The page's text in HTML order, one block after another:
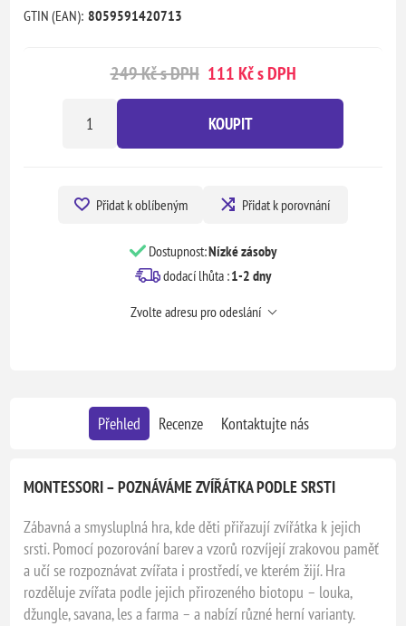
GTIN (EAN): 8059591420713
249 Kč s DPH 111 Kč s DPH
KOUPIT
Přidat k oblíbeným Přidat k porovnání
Dostupnost:Nízké zásoby
dodací lhůta :1-2 dny
Zvolte adresu pro odeslání
Přehled Recenze Kontaktujte nás
MONTESSORI – POZNÁVÁME ZVÍŘÁTKA PODLE SRSTI
Zábavná a smysluplná hra, kde děti přiřazují zvířátka k jejich
srsti. Pomocí pozorování barev a vzorů rozvíjejí zrakovou paměť
a učí se rozpoznávat zvířata i prostředí, ve kterém žijí. Hra
rozděluje zvířata podle jejich přirozeného biotopu – louka,
džungle, savana, les a farma – a nabízí různé herní varianty.